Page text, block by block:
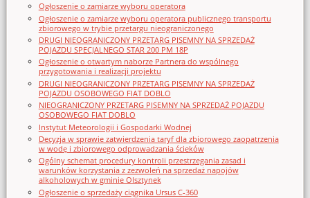
Ogłoszenie o zamiarze wyboru operatora
Ogłoszenie o zamiarze wyboru operatora publicznego transportu
zbiorowego w trybie przetargu nieograniczonego
DRUGI NIEOGRANICZONY PRZETARG PISEMNY NA SPRZEDAŻ
POJAZDU SPECJALNEGO STAR 200 PM 18P
Ogłoszenie o otwartym naborze Partnera do wspólnego
przygotowania i realizacji projektu
DRUGI NIEOGRANICZONY PRZETARG PISEMNY NA SPRZEDAŻ
POJAZDU OSOBOWEGO FIAT DOBLO
NIEOGRANICZONY PRZETARG PISEMNY NA SPRZEDAŻ POJAZDU
OSOBOWEGO FIAT DOBLO
Instytut Meteorologii i Gospodarki Wodnej
Decyzja w sprawie zatwierdzenia taryf dla zbiorowego zaopatrzenia
w wodę i zbiorowego odprowadzania ścieków
Ogólny schemat procedury kontroli przestrzegania zasad i
warunków korzystania z zezwoleń na sprzedaż napojów
alkoholowych w gminie Olsztynek
Ogłoszenie o sprzedaży ciągnika Ursus C-360